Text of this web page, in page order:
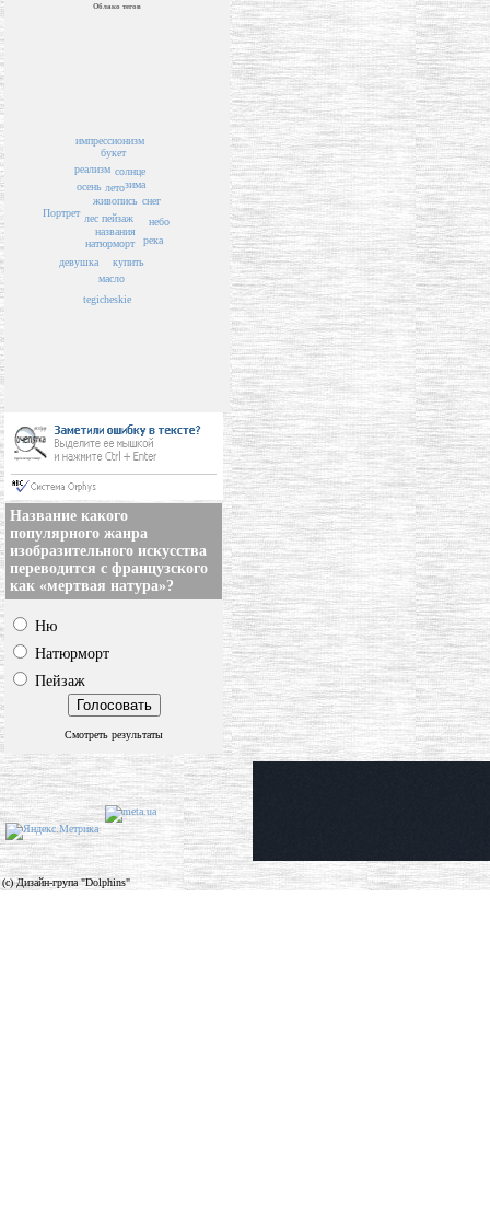
Облако тегов
пейзаж
названия
живопись
лето
натюрморт
купить
солнце
лес
зима
осень
букет
масло
река
снег
tegicheskie
реализм
небо
импрессионизм
Портрет
девушка
Название какого
популярного жанра
изобразительного искусства
переводится с французского
как «мертвая натура»?
Ню
Натюрморт
Пейзаж
Смотреть результаты
(c) Дизайн-група "Dolphins"